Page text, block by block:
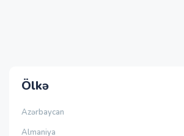
Ölkə
Azərbaycan
Almaniya